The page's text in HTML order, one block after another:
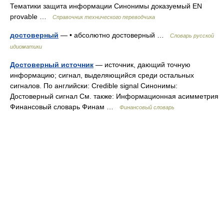
Тематики защита информации Синонимы доказуемый EN
provable …
Справочник технического переводчика
достоверный — • абсолютно достоверный …
Словарь русской
идиоматики
Достоверный источник — источник, дающий точную
информацию; сигнал, выделяющийся среди остальных
сигналов. По английски: Credible signal Синонимы:
Достоверный сигнал См. также: Информационная асимметрия
Финансовый словарь Финам …
Финансовый словарь